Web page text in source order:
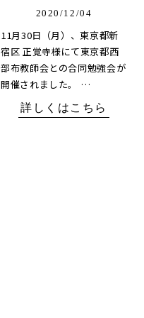
2020/12/04
11月30日（月）、東京都新
宿区 正覚寺様にて東京都西
部布教師会との合同勉強会が
開催されました。 …
詳しくはこちら